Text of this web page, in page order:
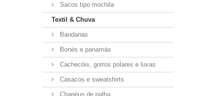
Sacos tipo mochila
Textil & Chuva
Bandanas
Bonés e panamás
Cachecóis, gorros polares e luvas
Casacos e sweatshirts
Chapéus de palha